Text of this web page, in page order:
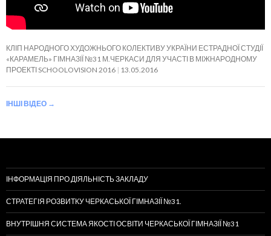
КЛІП НАРОДНОГО ХУДОЖНЬОГО КОЛЕКТИВУ УКРАЇНИ ЕСТРАДНОЇ СТУДІЇ
«КАРАМЕЛЬ» ГІМНАЗІЇ №31 М.ЧЕРКАСИ ДЛЯ УЧАСТІ В МІЖНАРОДНОМУ
ПРОЕКТІ SCHOOLOVISION 2016
13.05.2016
ІНШІ ВІДЕО →
ІНФОРМАЦІЯ ПРО ДІЯЛЬНІСТЬ ЗАКЛАДУ
СТРАТЕГІЯ РОЗВИТКУ ЧЕРКАСЬКОЇ ГІМНАЗІЇ №31.
ВНУТРІШНЯ СИСТЕМА ЯКОСТІ ОСВІТИ ЧЕРКАСЬКОЇ ГІМНАЗІЇ №31